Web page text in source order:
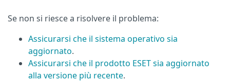
Se non si riesce a risolvere il problema:
Assicurarsi che il sistema operativo sia
aggiornato.
Assicurarsi che il prodotto ESET sia aggiornato
alla versione più recente.